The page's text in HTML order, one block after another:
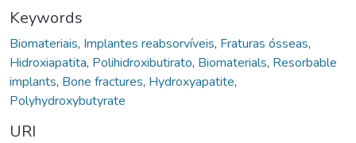
Keywords
Biomateriais, Implantes reabsorvíveis, Fraturas ósseas,
Hidroxiapatita, Polihidroxibutirato, Biomaterials, Resorbable
implants, Bone fractures, Hydroxyapatite,
Polyhydroxybutyrate
URI